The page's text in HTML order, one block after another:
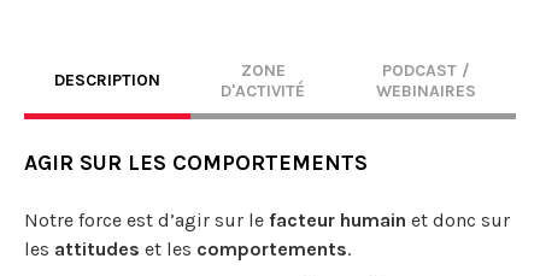
DESCRIPTION
ZONE
D'ACTIVITÉ
PODCAST /
WEBINAIRES
AGIR SUR LES COMPORTEMENTS
Notre force est d’agir sur le facteur humain et donc sur
les attitudes et les comportements.